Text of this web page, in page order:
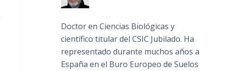
Doctor en Ciencias Biológicas y
científico titular del CSIC Jubilado. Ha
representado durante muchos años a
España en el Buro Europeo de Suelos